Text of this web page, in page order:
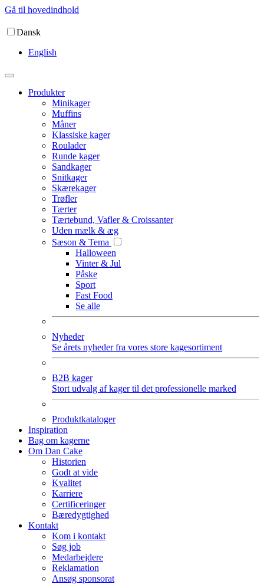
Gå til hovedindhold
Dansk
English
Produkter
Minikager
Muffins
Måner
Klassiske kager
Roulader
Runde kager
Sandkager
Snitkager
Skærekager
Trøfler
Tærter
Tærtebund, Vafler & Croissanter
Uden mælk & æg
Sæson & Tema
Halloween
Vinter & Jul
Påske
Sport
Fast Food
Se alle
Nyheder
Se årets nyheder fra vores store kagesortiment
B2B kager
Stort udvalg af kager til det professionelle marked
Produktkataloger
Inspiration
Bag om kagerne
Om Dan Cake
Historien
Godt at vide
Kvalitet
Karriere
Certificeringer
Bæredygtighed
Kontakt
Kom i kontakt
Søg job
Medarbejdere
Reklamation
Ansøg sponsorat